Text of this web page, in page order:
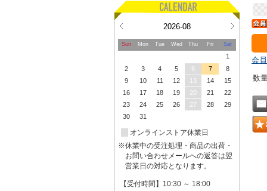
2026-08
Sun Mon Tue Wed Thu Fri Sat
1
2
3 4 5 6 7
8
9
10 11 12 13 14
15
16
17 18 19 20 21
22
23
24 25 26 27 28
29
30
31
オンラインストア休業日
※休業中の受注処理・商品の出荷・
お問い合わせメールへの返答は翌
営業日の対応となります。
【受付時間】10:30 ～ 18:00
会
数